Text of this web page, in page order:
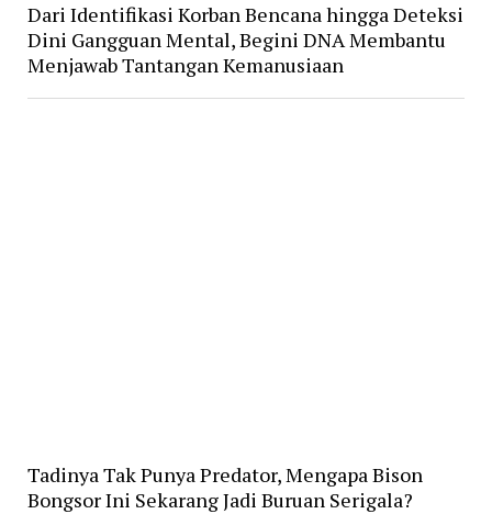
Dari Identifikasi Korban Bencana hingga Deteksi
Dini Gangguan Mental, Begini DNA Membantu
Menjawab Tantangan Kemanusiaan
Tadinya Tak Punya Predator, Mengapa Bison
Bongsor Ini Sekarang Jadi Buruan Serigala?